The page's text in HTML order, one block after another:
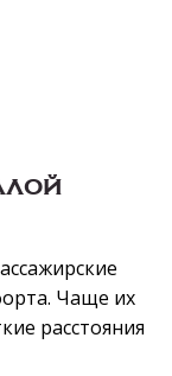
Чаще их
расстояния